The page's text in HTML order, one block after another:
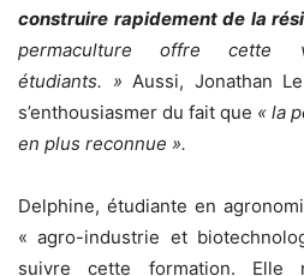
construire rapidement de la
permaculture offre cette
étudiants. » Aussi, Jonathan
s’enthousiasmer du fait que « la
en plus reconnue ».
Delphine, étudiante en
« agro-industrie et
suivre cette formation. Elle